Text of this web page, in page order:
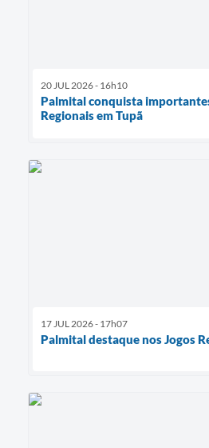
20 JUL 2026 - 16h10
Palmital conquista
Regionais em Tupã
17 JUL 2026 - 17h07
Palmital destaque nos Jogos